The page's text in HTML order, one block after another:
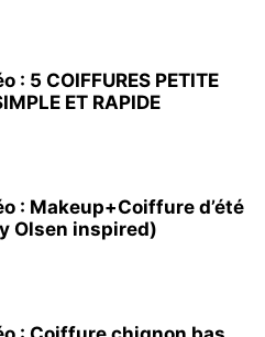
: 5 COIFFURES PETITE
ET RAPIDE
: Makeup+Coiffure d’été
Olsen inspired)